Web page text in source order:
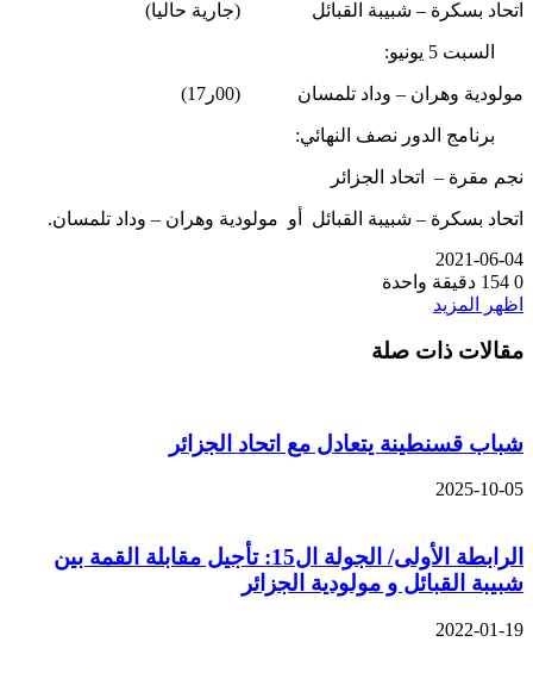
اتحاد بسكرة – شبيبة القبائل (جارية حاليا)
السبت 5 يونيو:
مولودية وهران – وداد تلمسان (00ر17)
برنامج الدور نصف النهائي:
نجم مقرة – اتحاد الجزائر
اتحاد بسكرة – شبيبة القبائل أو مولودية وهران – وداد تلمسان.
2021-06-04
0
دقيقة واحدة
اظهر المزيد
مقالات ذات صلة
شباب قسنطينة يتعادل مع اتحاد الجزائر
2025-10-05
الرابطة الأولى/ الجولة ال15: تأجيل مقابلة القمة بين
شبيبة القبائل و مولودية الجزائر
2022-01-19